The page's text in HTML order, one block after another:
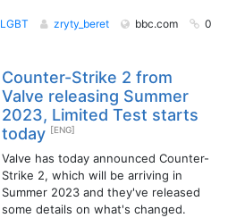
LGBT zryty_beret bbc.com
0
Counter-Strike 2 from
Valve releasing Summer
2023, Limited Test starts
today [ENG]
Valve has today announced Counter-
Strike 2, which will be arriving in
Summer 2023 and they've released
some details on what's changed.